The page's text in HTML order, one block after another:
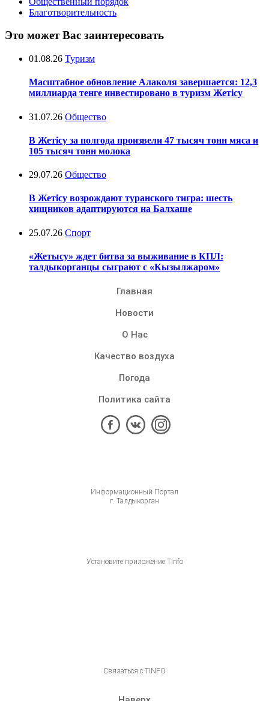
Благотворительность
Это может Вас заинтересовать
01.08.26 Туризм
Масштабное обновление Алаколя завершается: 12,3
миллиарда тенге инвестировано в туризм Жетісу
31.07.26 Общество
В Жетісу за полгода произвели 47 тысяч тонн мяса и
105 тысяч тонн молока
29.07.26 Общество
В Жетісу возрождают туранского тигра: шесть
хищников адаптируются на Балхаше
25.07.26 Спорт
«Жетысу» ждет битва за выживание в КПЛ:
талдыкорганцы сыграют с «Кызылжаром»
Главная
Новости
О Нас
Качество воздуха
Погода
Политика сайта
Информационный Портал
г. Талдыкорган
Установите приложение Tinfo
Связаться с TINFO